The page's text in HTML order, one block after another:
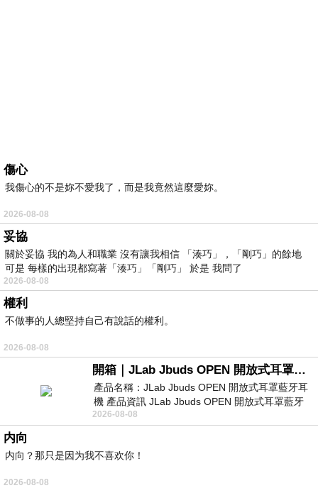
傷心
我傷心的不是妳不愛我了，而是我竟然這麼愛妳。
2026-08-08
妥協
關於妥協 我的為人和職業 沒有讓我相信 「湊巧」，「剛巧」的餘地
可是 每樣的出現都寫著「湊巧」「剛巧」 於是 我問了
2026-08-08
權利
不做事的人總堅持自己有說話的權利。
2026-08-08
開箱｜JLab Jbuds OPEN 開放式耳罩藍牙耳機 - 設計美學，輕巧、透氣、環境音全物理達成！
產品名稱：JLab Jbuds OPEN 開放式耳罩藍牙耳
機 產品資訊 JLab Jbuds OPEN 開放式耳罩藍牙
耳機評語：非常有特色，值得喜愛美型工
2026-08-08
内向
内向？那只是因为我不喜欢你！
2026-08-08